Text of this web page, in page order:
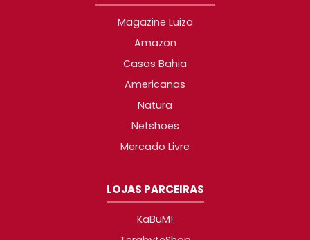
Magazine Luiza
Amazon
Casas Bahia
Americanas
Natura
Netshoes
Mercado Livre
LOJAS PARCEIRAS
KaBuM!